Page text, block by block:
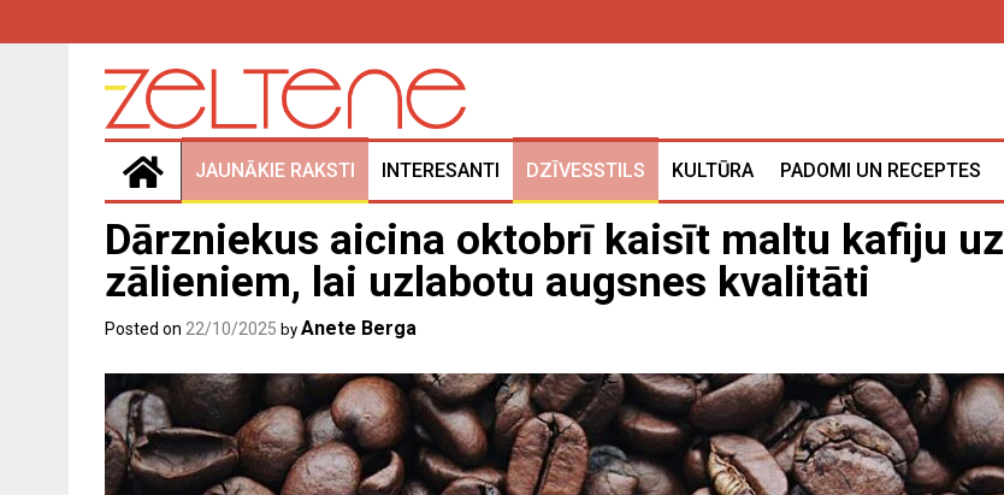
JAUNĀKIE RAKSTI INTERESANTI DZĪVESSTILS KULTŪRA PADOMI UN RECEPTES
Dārzniekus aicina oktobrī kaisīt maltu kafiju uz
zālieniem, lai uzlabotu augsnes kvalitāti
Posted on 22/10/2025 by Anete Berga